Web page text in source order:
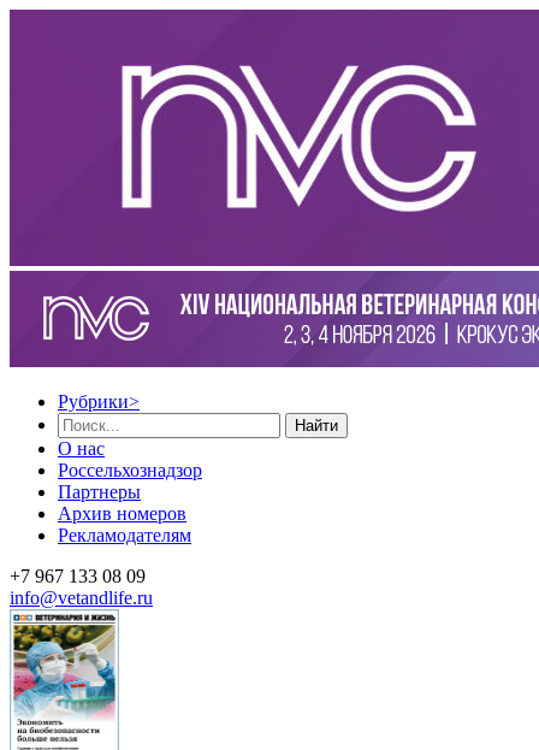
Рубрики>
Найти
О нас
Россельхознадзор
Партнеры
Архив номеров
Рекламодателям
+7 967 133 08 09
info@vetandlife.ru